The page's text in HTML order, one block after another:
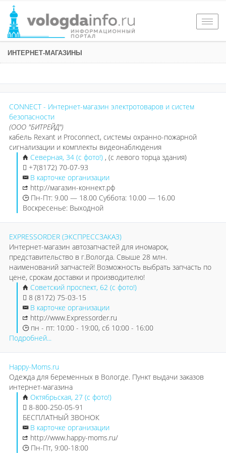
ИНТЕРНЕТ-МАГАЗИНЫ
CONNECT - Интернет-магазин электротоваров и систем
безопасности
(ООО "БИТРЕЙД")
кабель Rexant и Proconnect, системы охранно-пожарной
сигнализации и комплекты видеонаблюдения
Северная, 34 (с фото!) , (с левого торца здания)
+7(8172) 70-07-93
В карточке организации
http://магазин-коннект.рф
Пн-Пт: 9.00 — 18.00 Суббота: 10.00 — 16.00
Воскресенье: Выходной
EXPRESSORDER (ЭКСПРЕССЗАКАЗ)
Интернет-магазин автозапчастей для иномарок,
представительство в г.Вологда. Свыше 28 млн.
наименований запчастей! Возможность выбрать запчасть по
цене, срокам доставки и производителю!
Советский проспект, 62 (с фото!)
8 (8172) 75-03-15
В карточке организации
http://www.Expressorder.ru
пн - пт: 10:00 - 19:00, сб 10:00 - 16:00
Подробней...
Happy-Moms.ru
Одежда для беременных в Вологде. Пункт выдачи заказов
интернет-магазина
Октябрьская, 27 (с фото!)
8-800-250-05-91
БЕСПЛАТНЫЙ ЗВОНОК
В карточке организации
http://www.happy-moms.ru/
Пн-Пт, 9:00-18:00